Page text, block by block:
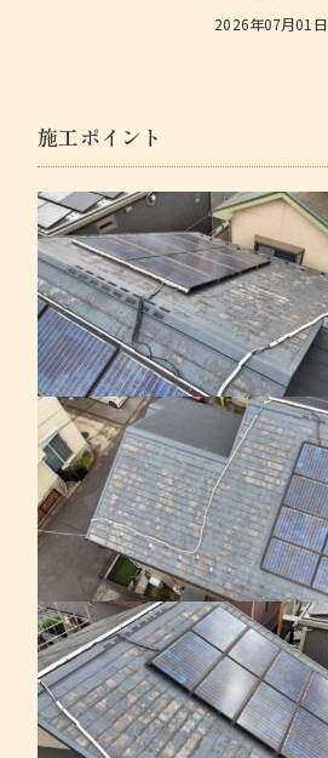
2026年07月01日
施工ポイント